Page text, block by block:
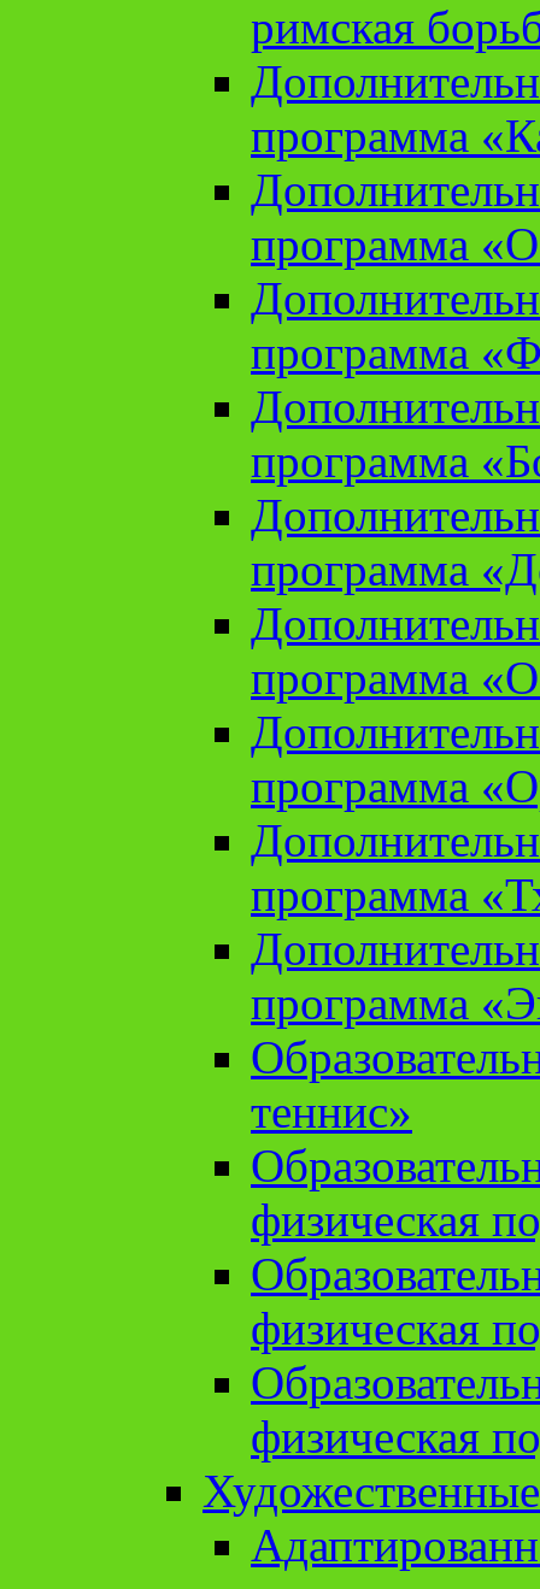
римская
программа
программа
программа
программа
программа
программа
программа
программа
программа
теннис»
физическая
физическая
физическая
Художественные